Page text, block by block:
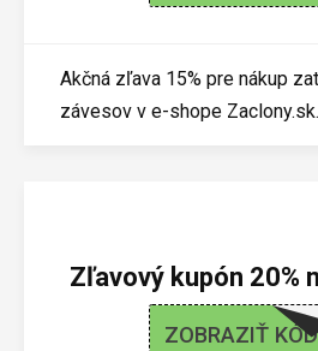
Akčná zľava 15% pre nákup
závesov v e-shope Zaclony.sk.
Zľavový kupón 20%
ZOBRAZIŤ KÓD